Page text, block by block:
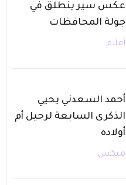
عكس سير ينطلق في
جولة المحافظات
أفلام
أحمد السعدني يحيي
الذكرى السابعة لرحيل أم
أولاده
ميكس